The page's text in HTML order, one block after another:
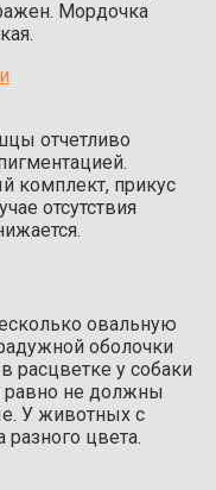
Мордочка
отчетливо
комплект, прикус
отсутствия
овальную
оболочки
расцветке у собаки
равно не должны
У животных с
разного цвета.